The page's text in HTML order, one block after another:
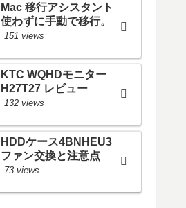
Mac 移行アシスタント
使わずに手動で移行。
151 views
KTC WQHDモニター
H27T27 レビュー
132 views
HDDケース4BNHEU3
ファン交換と注意点
73 views